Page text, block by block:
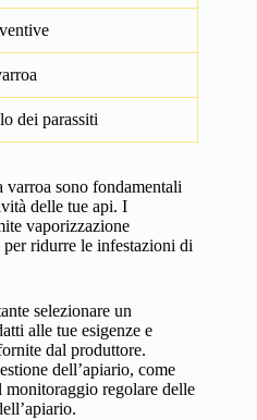
dei parassiti
sono fondamentali
delle tue api. I
vaporizzazione
per ridurre le infestazioni di
selezionare un
alle tue esigenze e
dal produttore.
dell’apiario, come
regolare delle